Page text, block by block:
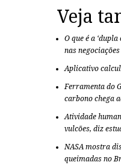
Veja
O que é a
nas negociações
Aplicativo
Ferramenta do
carbono chega
Atividade
vulcões, diz
NASA mostra
queimadas no